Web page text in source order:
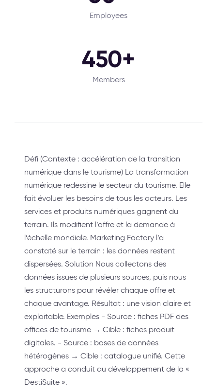
Employees
450+
Members
Défi (Contexte : accélération de la transition
numérique dans le tourisme) La transformation
numérique redessine le secteur du tourisme. Elle
fait évoluer les besoins de tous les acteurs. Les
services et produits numériques gagnent du
terrain. Ils modifient l’offre et la demande à
l’échelle mondiale. Marketing Factory l’a
constaté sur le terrain : les données restent
dispersées. Solution Nous collectons des
données issues de plusieurs sources, puis nous
les structurons pour révéler chaque offre et
chaque avantage. Résultat : une vision claire et
exploitable. Exemples - Source : fiches PDF des
offices de tourisme → Cible : fiches produit
digitales. - Source : bases de données
hétérogènes → Cible : catalogue unifié. Cette
approche a conduit au développement de la «
DestiSuite ».